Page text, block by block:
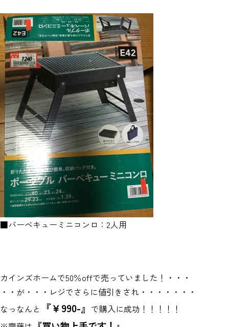
■バーベキューミニコンロ：2人用
カインズホームで50％offで売っていました！・・・
・・が・・・レジでさらに値引きされ・・・・・・・
なっなんと
『￥990-』 で購入に成功！！！！！